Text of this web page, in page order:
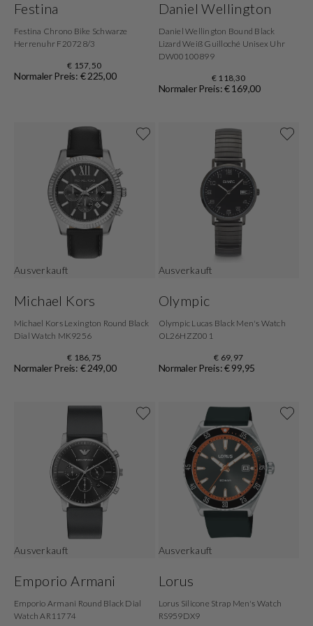
Festina
Festina Chrono Bike Schwarze
Herrenuhr F20728/3
€ 157,50
Normaler Preis: € 225,00
Daniel Wellington
Daniel Wellington Bound Black
Lizard Weiß Guilloché Unisex Uhr
DW00100899
€ 118,30
Normaler Preis: € 169,00
Ausverkauft
Michael Kors
Michael Kors Lexington Round Black
Dial Watch MK9256
€ 186,75
Normaler Preis: € 249,00
Ausverkauft
Olympic
Olympic Lucas Black Men's Watch
OL26HZZ001
€ 69,97
Normaler Preis: € 99,95
Ausverkauft
Emporio Armani
Emporio Armani Round Black Dial
Watch AR11774
Ausverkauft
Lorus
Lorus Silicone Strap Men's Watch
RS959DX9